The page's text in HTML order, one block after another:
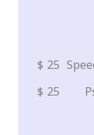
25 $
25 $